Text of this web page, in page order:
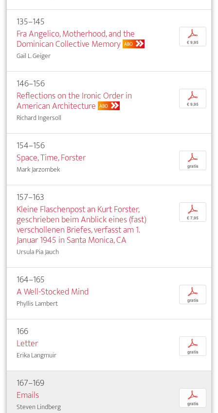
135–145
Fra Angelico, Motherhood, and the
Dominican Collective Memory ABO
Gail L. Geiger
p
€ 9,95
146–156
Reflections on the Ironic Order in
American Architecture ABO
Richard Ingersoll
p
€ 9,95
154–156
Space, Time, Forster
Mark Jarzombek
p
gratis
157–163
Kleine Flaschenpost an Kurt Forster,
geschrieben beim Anblick eines (fast)
verschollenen Briefes, verfasst am 1.
Januar 1945 in Santa Monica, CA
Ursula Pia Jauch
p
€ 7,95
164–165
A Well-Stocked Mind
Phyllis Lambert
p
gratis
166
Letter
Erika Langmuir
p
gratis
167–169
Emails
Steven Lindberg
p
gratis